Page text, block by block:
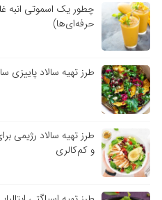
چطور یک اسموتی انبه
حرفه‌ای‌ها)
طرز تهیه سالاد پاییزی
طرز تهیه سالاد
و کم‌کالری